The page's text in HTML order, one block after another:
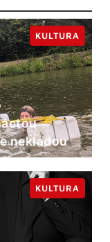
nekladou
KULTURA
KULTURA